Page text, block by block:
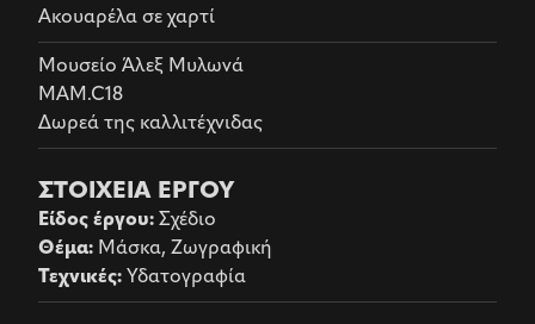
Ακουαρέλα σε χαρτί
Μουσείο Άλεξ Μυλωνά
MAM.C18
Δωρεά της καλλιτέχνιδας
ΣΤΟΙΧΕΙΑ ΕΡΓΟΥ
Είδος έργου: Σχέδιο
Θέμα: Μάσκα, Ζωγραφική
Τεχνικές: Υδατογραφία